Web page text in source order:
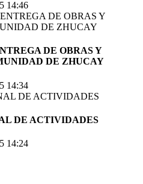
14:46
DE OBRAS Y
DE ZHUCAY
14:34
DE ACTIVIDADES
14:24